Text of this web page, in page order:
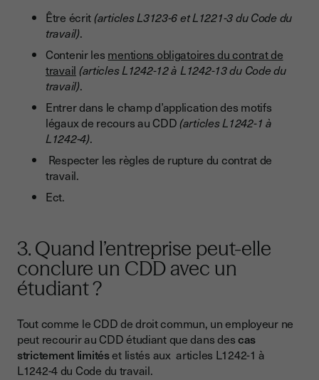
Être écrit(articles L3123-6 et L1221-3 du Code du
travail).
Contenir les mentions obligatoires du contrat de
travail (articles L1242-12 à L1242-13 du Code du
travail).
Entrer dans le champ d’application des motifs
légaux de recours au CDD(articles L1242-1 à
L1242-4).
Respecter les règles de rupture du contrat de
travail.
Ect.
3. Quand l’entreprise peut-elle
conclure un CDD avec un
étudiant ?
Tout comme le CDD de droit commun, un employeur ne
peut recourir au CDD étudiant que dans descas
strictement limitéset listés aux articles L1242-1 à
L1242-4 du Code du travail.